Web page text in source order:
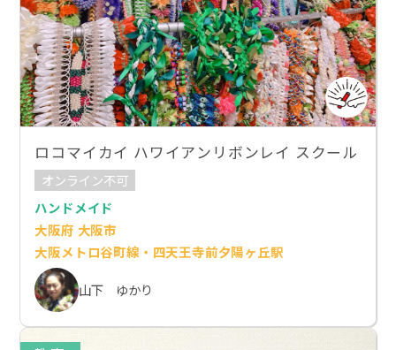
ロコマイカイ ハワイアンリボンレイ スクール
オンライン不可
ハンドメイド
大阪府 大阪市
大阪メトロ谷町線・四天王寺前夕陽ヶ丘駅
山下 ゆかり